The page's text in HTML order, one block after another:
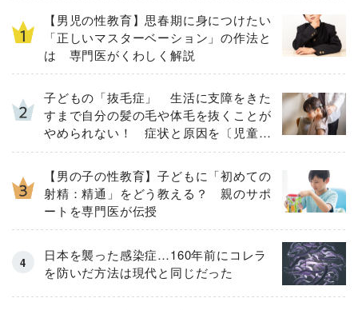
【男児の性教育】思春期に身につけたい
「正しいマスターベーション」の作法と
は 専門医がくわしく解説
子どもの「抜毛症」 生活に支障をきた
すまで自分の髪の毛や体毛を抜くことが
やめられない！ 症状と原因を〔児童精
神科医が解説〕
【男の子の性教育】子どもに「初めての
射精：精通」をどう教える？ 親のサポ
ートを専門医が伝授
日本を襲った感染症…160年前にコレラ
を防いだ方法は現代と同じだった